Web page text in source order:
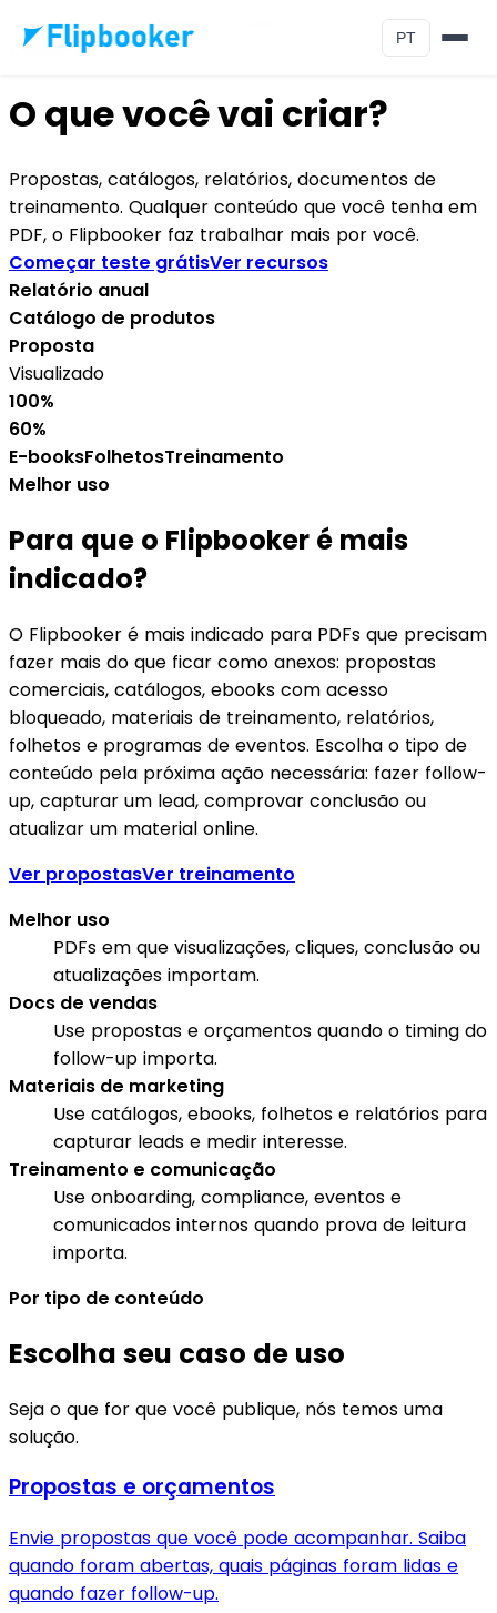
Pular para o conteúdo principal
PT
Casos de uso
O que você vai criar?
Propostas, catálogos, relatórios, documentos de
treinamento. Qualquer conteúdo que você tenha em
PDF, o Flipbooker faz trabalhar mais por você.
Começar teste grátisVer recursos
Relatório anual
Catálogo de produtos
Proposta
Visualizado
100%
60%
E-booksFolhetosTreinamento
Melhor uso
Para que o Flipbooker é mais
indicado?
O Flipbooker é mais indicado para PDFs que precisam
fazer mais do que ficar como anexos: propostas
comerciais, catálogos, ebooks com acesso
bloqueado, materiais de treinamento, relatórios,
folhetos e programas de eventos. Escolha o tipo de
conteúdo pela próxima ação necessária: fazer follow-
up, capturar um lead, comprovar conclusão ou
atualizar um material online.
Ver propostasVer treinamento
Melhor uso
PDFs em que visualizações, cliques, conclusão ou
atualizações importam.
Docs de vendas
Use propostas e orçamentos quando o timing do
follow-up importa.
Materiais de marketing
Use catálogos, ebooks, folhetos e relatórios para
capturar leads e medir interesse.
Treinamento e comunicação
Use onboarding, compliance, eventos e
comunicados internos quando prova de leitura
importa.
Por tipo de conteúdo
Escolha seu caso de uso
Seja o que for que você publique, nós temos uma
solução.
Propostas e orçamentos
Envie propostas que você pode acompanhar. Saiba
quando foram abertas, quais páginas foram lidas e
quando fazer follow-up.